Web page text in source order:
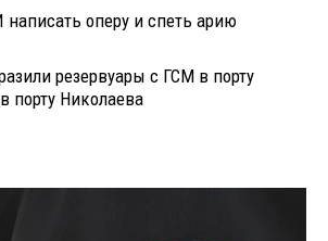
оперу и спеть арию
резервуары с ГСМ в порту
порту Николаева